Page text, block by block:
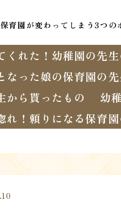
育園が変わってしまう3つの
くれた！幼稚園の先
なった娘の保育園の
から貰ったもの
幼
れ！頼りになる保育園